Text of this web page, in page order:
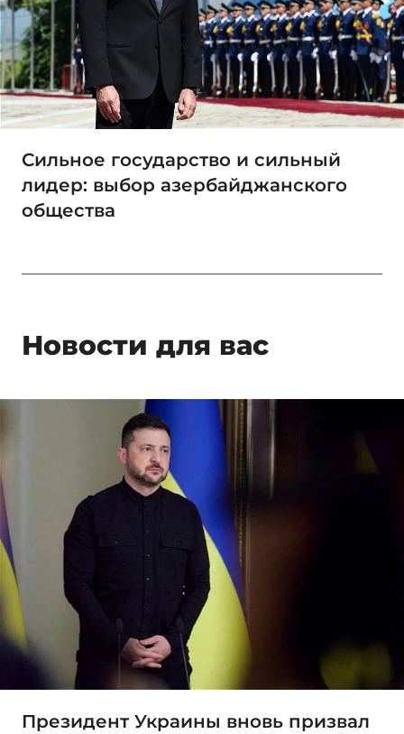
Сильное государство и сильный
лидер: выбор азербайджанского
общества
Новости для вас
Президент Украины вновь призвал